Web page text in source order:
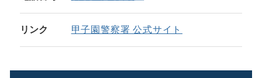
リンク 甲子園警察署 公式サイト